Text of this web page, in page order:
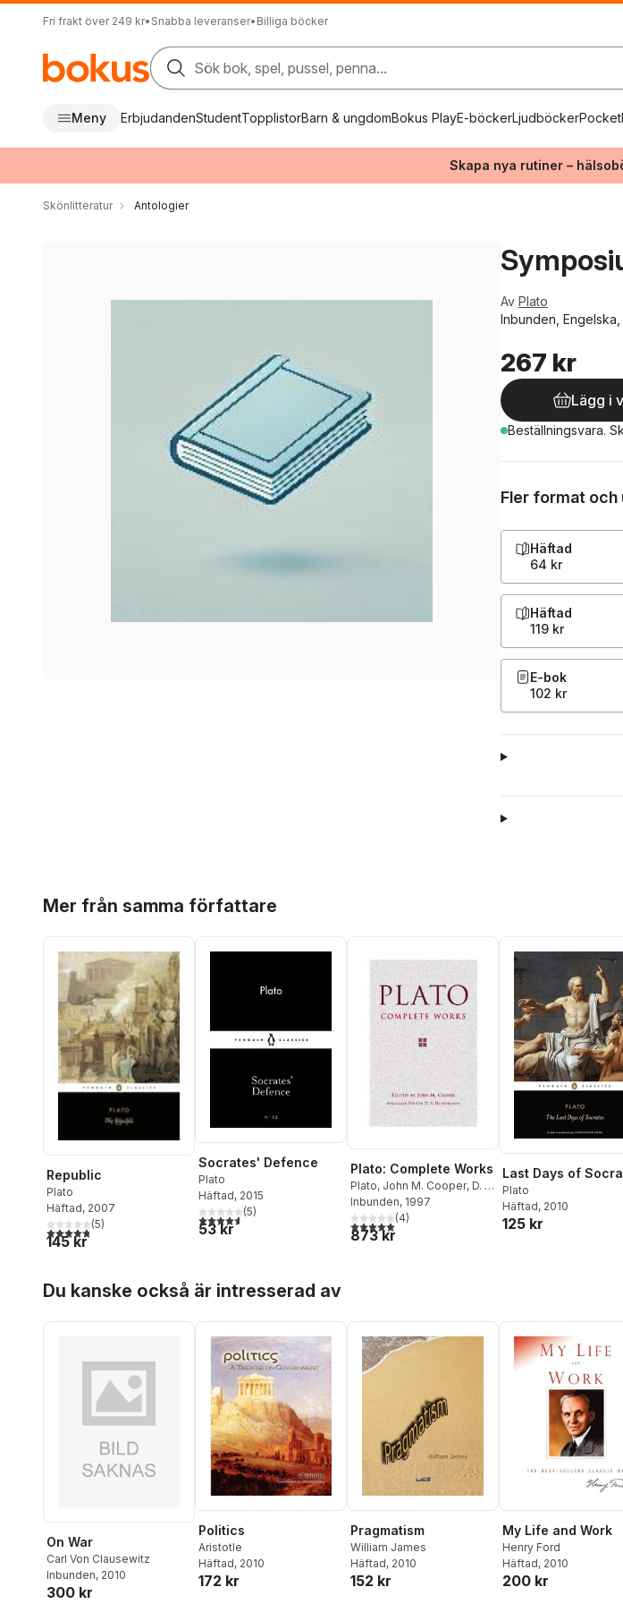
Fri frakt över 249 kr• Snabba leveranser• Billiga böcker
Sök bok, spel, pussel, penna...
Meny ErbjudandenStudentTopplistorBarn & ungdomBokus PlayE-böckerLjudböcker
Skapa nya rutiner –
Skönlitteratur Antologier
Av Plato
Inbunden, Engelska,
267 kr
Lägg i
Beställningsvara.
Fler format och
Häftad
64 kr
Häftad
119 kr
E-bok
102 kr
Mer från samma författare
Republic
Plato
Häftad, 2007
4,8utav 5 stjärnor. Totalt antal röster:
(5)
145 kr
Socrates' Defence
Plato
Häftad, 2015
4,6utav 5 stjärnor. Totalt antal röster:
(5)
53 kr
Plato: Complete Works
Plato, John M. Cooper, D. S.
Hutchinson
Inbunden, 1997
5,0utav 5 stjärnor. Totalt antal röster:
(4)
873 kr
Last Days of
Plato
Häftad, 2010
125 kr
Du kanske också är intresserad av
On War
Carl Von Clausewitz
Inbunden, 2010
300 kr
Politics
Aristotle
Häftad, 2010
172 kr
Pragmatism
William James
Häftad, 2010
152 kr
My Life and Work
Henry Ford
Häftad, 2010
200 kr